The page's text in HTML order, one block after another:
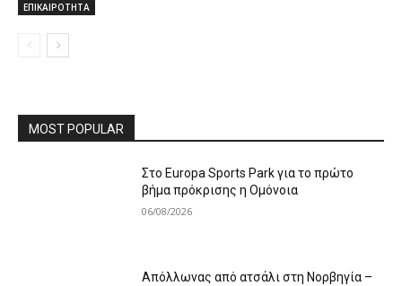
ΕΠΙΚΑΙΡΟΤΗΤΑ
MOST POPULAR
Στο Europa Sports Park για το πρώτο
βήμα πρόκρισης η Ομόνοια
06/08/2026
Απόλλωνας από ατσάλι στη Νορβηγία –